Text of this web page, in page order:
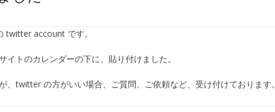
twitter account です。
トのカレンダーの下に、貼り付けました。
、twitter の方がいい場合、ご質問、ご依頼など、受け付けております。